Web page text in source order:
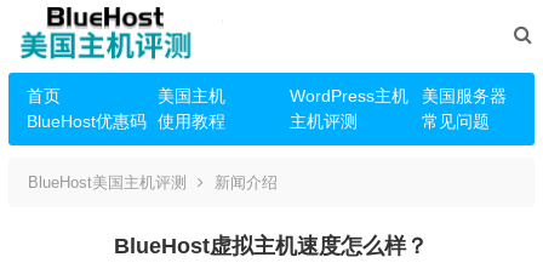
首页 美国主机 WordPress主机
美国服务器
BlueHost优惠码
使用教程 主机评测 常见问题
BlueHost美国主机评测 新闻介绍
BlueHost虚拟主机速度怎么样？